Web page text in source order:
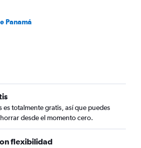
Panamá
es totalmente gratis, así que puedes
desde el momento cero.
flexibilidad